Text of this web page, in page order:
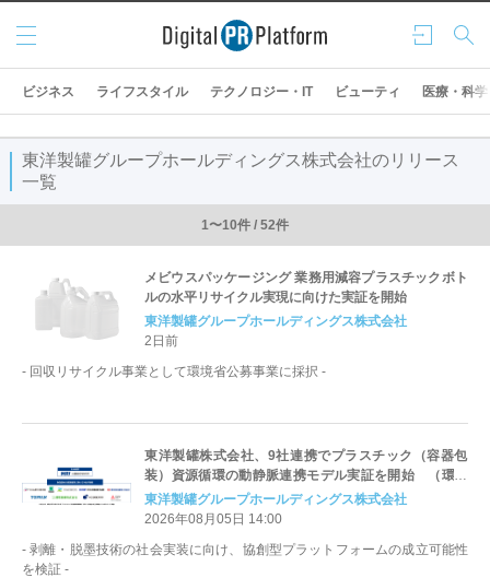
ログ
イン
検索
メニ
ュー
ビジネス ライフスタイル テクノロジー・IT ビューティ 医療・科学
東洋製罐グループホールディングス株式会社のリリース
一覧
1〜10件 / 52件
メビウスパッケージング 業務用減容プラスチックボト
ルの水平リサイクル実現に向けた実証を開始
東洋製罐グループホールディングス株式会社
2日前
- 回収リサイクル事業として環境省公募事業に採択 -
東洋製罐株式会社、9社連携でプラスチック（容器包
装）資源循環の動静脈連携モデル実証を開始 （環境
省請負事業）
東洋製罐グループホールディングス株式会社
2026年08月05日 14:00
- 剥離・脱墨技術の社会実装に向け、協創型プラットフォームの成立可能性
を検証 -